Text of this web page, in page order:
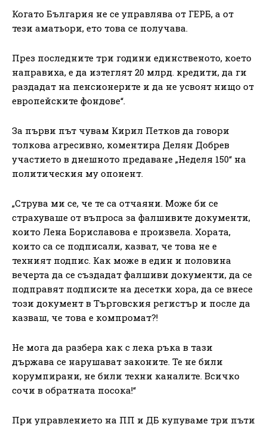
Когато България не се управлява от ГЕРБ, а от
тези аматьори, ето това се получава.
През последните три години единственото, което
направиха, е да изтеглят 20 млрд. кредити, да ги
раздадат на пенсионерите и да не усвоят нищо от
европейските фондове“.
За първи път чувам Кирил Петков да говори
толкова агресивно, коментира Делян Добрев
участието в днешното предаване „Неделя 150“ на
политическия му опонент.
„Струва ми се, че те са отчаяни. Може би се
страхуваше от въпроса за фалшивите документи,
които Лена Бориславова е произвела. Хората,
които са се подписали, казват, че това не е
техният подпис. Как може в един и половина
вечерта да се създадат фалшиви документи, да се
подправят подписите на десетки хора, да се внесе
този документ в Търговския регистър и после да
казваш, че това е компромат?!
Не мога да разбера как с лека ръка в тази
държава се нарушават законите. Те не били
корумпирани, не били техни каналите. Всичко
сочи в обратната посока!“
При управлението на ПП и ДБ купуваме три пъти